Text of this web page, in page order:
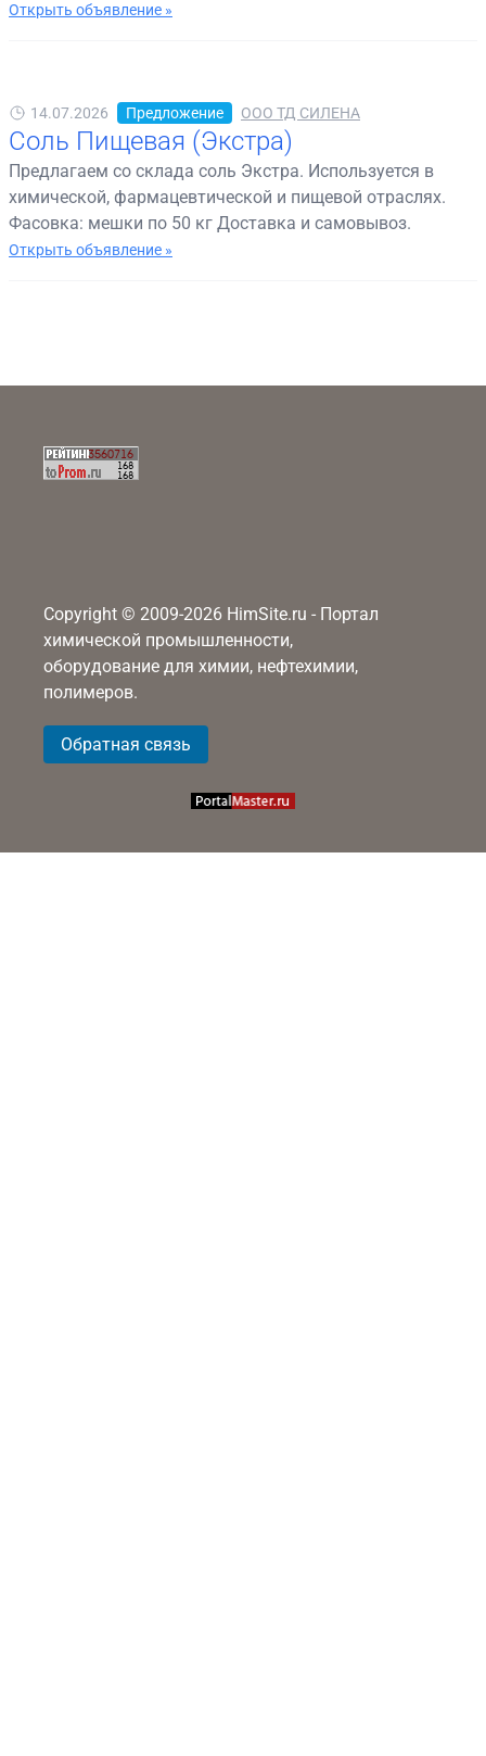
Открыть объявление »
14.07.2026 Предложение ООО ТД СИЛЕНА
Соль Пищевая (Экстра)
Предлагаем со склада соль Экстра. Используется в
химической, фармацевтической и пищевой отраслях.
Фасовка: мешки по 50 кг Доставка и самовывоз.
Открыть объявление »
Copyright © 2009-2026 HimSite.ru - Портал
химической промышленности,
оборудование для химии, нефтехимии,
полимеров.
Обратная связь